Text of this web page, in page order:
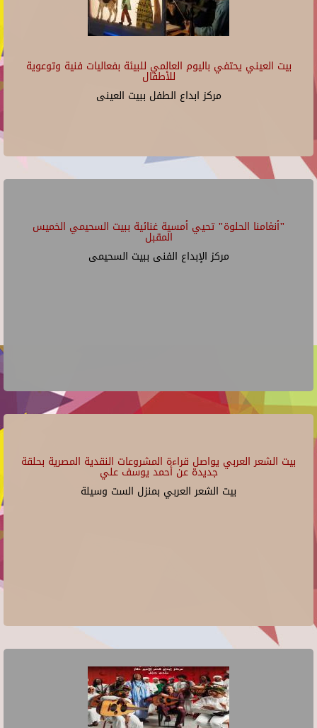
بيت العيني يحتفي باليوم العالمي للبيئة بفعاليات فنية وتوعوية
للأطفال
مركز ابداع الطفل ببيت العينى
"أنغامنا الحلوة" تحيي أمسية غنائية ببيت السحيمي الخميس
المقبل
مركز الإبداع الفنى ببيت السحيمى
بيت الشعر العربي يواصل قراءة المشروعات النقدية المصرية بحلقة
جديدة عن أحمد يوسف علي
بيت الشعر العربي بمنزل الست وسيلة